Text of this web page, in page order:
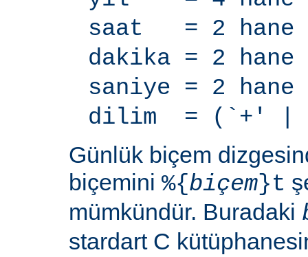
saat = 2 hane
dakika = 2 hane
saniye = 2 hane
dilim = (`+' |
Günlük biçem
biçemini %{ biçem }t
mümkündür. Buradaki
stardart C